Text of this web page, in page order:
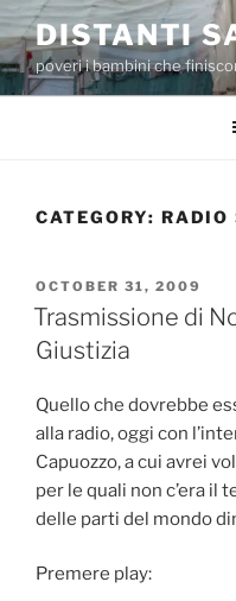
Skip
to
content
DISTANTI
poveri i bambini che
CATEGORY: RADIO
POSTED
ON
OCTOBER 31, 2009
Trasmissione di
Giustizia
Quello che dovrebbe
alla radio, oggi con
Capuozzo, a cui avrei
per le quali non c’era il
delle parti del mondo
Premere play: